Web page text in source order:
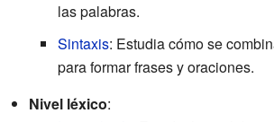
las palabras.
Sintaxis: Estudia cómo se
para formar frases y oraciones.
Nivel léxico: